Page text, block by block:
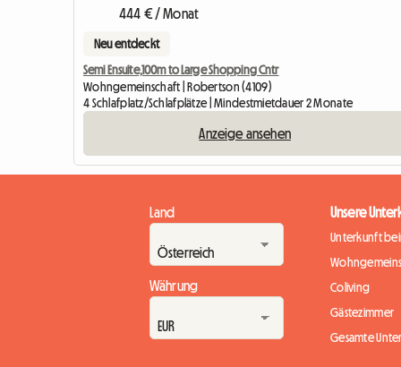
444 € / Monat
Neu entdeckt
Semi Ensuite,100m to Large Shopping Cntr
Wohngemeinschaft | Robertson (4109)
4 Schlafplatz/Schlafplätze | Mindestmietdauer 2 Monate
Anzeige ansehen
Land
Währung
Unsere
Unterkunft
Coliving
Gästezimmer
Gesamte